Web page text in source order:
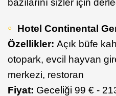
bazılarını sizler için
Hotel Continental
Özellikler: Açık büfe
otopark, evcil hayvan
merkezi, restoran
Fiyat: Geceliği 99 € -